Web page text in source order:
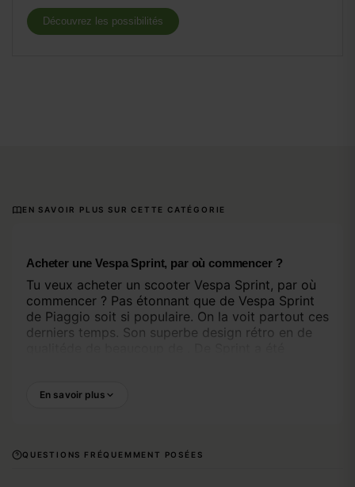
Découvrez les possibilités
EN SAVOIR PLUS SUR CETTE CATÉGORIE
Acheter une Vespa Sprint, par où commencer ?
Tu veux acheter un scooter Vespa Sprint, par où
commencer ? Pas étonnant que de Vespa Sprint
de Piaggio soit si populaire. On la voit partout ces
derniers temps. Son superbe design rétro en de
sur de , dotée de techniques de avancées en
de sérieen deVespa Sprint S
En savoir plus
QUESTIONS FRÉQUEMMENT POSÉES